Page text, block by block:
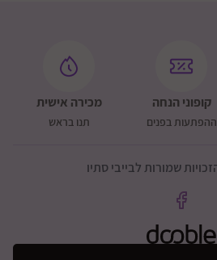
קופוני הנחה
ההפתעות בפנים
מכירה אישית
תנו בראש